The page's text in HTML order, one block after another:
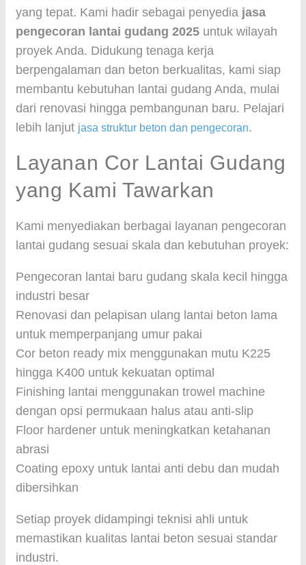
yang tepat. Kami hadir sebagai penyedia jasa
pengecoran lantai gudang 2025 untuk wilayah
proyek Anda. Didukung tenaga kerja
berpengalaman dan beton berkualitas, kami siap
membantu kebutuhan lantai gudang Anda, mulai
dari renovasi hingga pembangunan baru. Pelajari
lebih lanjut jasa struktur beton dan pengecoran.
Layanan Cor Lantai Gudang
yang Kami Tawarkan
Kami menyediakan berbagai layanan pengecoran
lantai gudang sesuai skala dan kebutuhan proyek:
Pengecoran lantai baru gudang skala kecil hingga
industri besar
Renovasi dan pelapisan ulang lantai beton lama
untuk memperpanjang umur pakai
Cor beton ready mix menggunakan mutu K225
hingga K400 untuk kekuatan optimal
Finishing lantai menggunakan trowel machine
dengan opsi permukaan halus atau anti-slip
Floor hardener untuk meningkatkan ketahanan
abrasi
Coating epoxy untuk lantai anti debu dan mudah
dibersihkan
Setiap proyek didampingi teknisi ahli untuk
memastikan kualitas lantai beton sesuai standar
industri.